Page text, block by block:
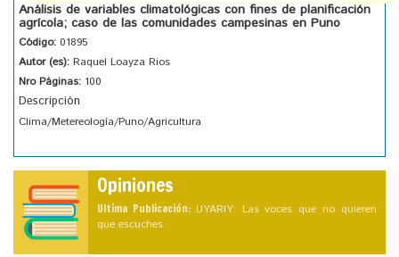
Análisis de variables climatológicas con fines de planificación
agrícola; caso de las comunidades campesinas en Puno
Código: 01895
Autor (es): Raquel Loayza Rios
Nro Páginas: 100
Descripción
Clima/Metereología/Puno/Agricultura
Opiniones
Ultima Publicación: UYARIY: Las voces que no quieren
que escuches